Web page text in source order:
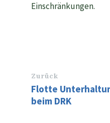
Einschränkungen.
Zurück
Flotte
beim DRK